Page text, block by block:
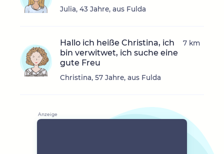
Julia, 43 Jahre, aus Fulda
Hallo ich heiße Christina, ich
bin verwitwet, ich suche eine
gute Freu
Christina, 57 Jahre, aus Fulda
7 km